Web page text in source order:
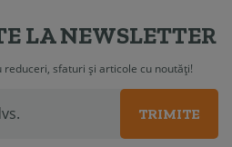
LA NEWSLETTER
sfaturi și articole cu noutăți!
TRIMITE